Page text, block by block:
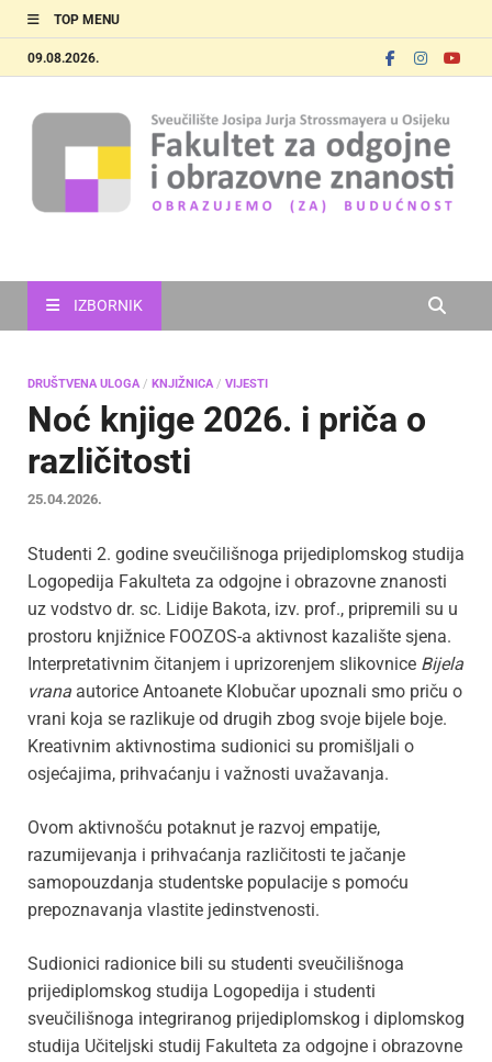
TOP MENU
09.08.2026.
IZBORNIK
DRUŠTVENA ULOGA/ KNJIŽNICA/ VIJESTI
Noć knjige 2026. i priča o
različitosti
25.04.2026.
Studenti 2. godine sveučilišnoga prijediplomskog studija
Logopedija Fakulteta za odgojne i obrazovne znanosti
uz vodstvo dr. sc. Lidije Bakota, izv. prof., pripremili su u
prostoru knjižnice FOOZOS-a aktivnost kazalište sjena.
Interpretativnim čitanjem i uprizorenjem slikovnice Bijela
vrana autorice Antoanete Klobučar upoznali smo priču o
vrani koja se razlikuje od drugih zbog svoje bijele boje.
Kreativnim aktivnostima sudionici su promišljali o
osjećajima, prihvaćanju i važnosti uvažavanja.
Ovom aktivnošću potaknut je razvoj empatije,
razumijevanja i prihvaćanja različitosti te jačanje
samopouzdanja studentske populacije s pomoću
prepoznavanja vlastite jedinstvenosti.
Sudionici radionice bili su studenti sveučilišnoga
prijediplomskog studija Logopedija i studenti
sveučilišnoga integriranog prijediplomskog i diplomskog
studija Učiteljski studij Fakulteta za odgojne i obrazovne